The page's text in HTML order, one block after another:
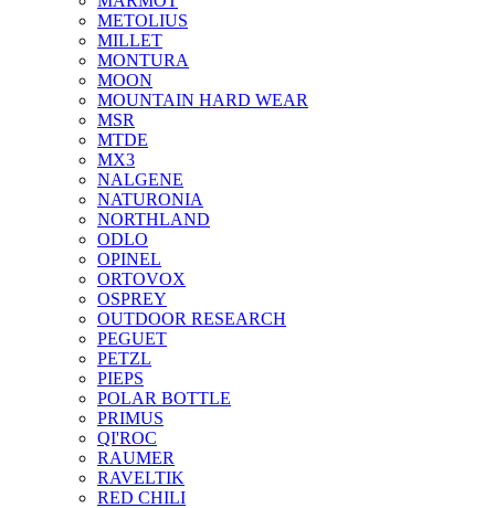
METOLIUS
MILLET
MONTURA
MOON
MOUNTAIN HARD WEAR
MSR
MTDE
MX3
NALGENE
NATURONIA
NORTHLAND
ODLO
OPINEL
ORTOVOX
OSPREY
OUTDOOR RESEARCH
PEGUET
PETZL
PIEPS
POLAR BOTTLE
PRIMUS
QI'ROC
RAUMER
RAVELTIK
RED CHILI